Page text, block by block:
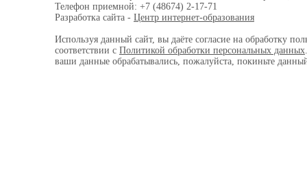
Телефон приемной: +7 (48674) 2-17-71
Разработка сайта - Центр интернет-образования
Используя данный сайт, вы даёте согласие на обработку
соответствии с Политикой обработки персональных данных
ваши данные обрабатывались, пожалуйста, покиньте